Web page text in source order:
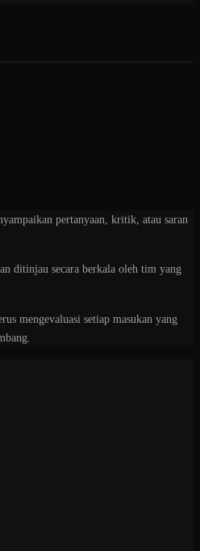
pertanyaan, kritik, atau saran
ditinjau secara berkala oleh tim yang
mengevaluasi setiap masukan yang